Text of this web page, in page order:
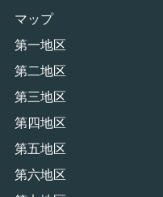
マップ
第一地区
第二地区
第三地区
第四地区
第五地区
第六地区